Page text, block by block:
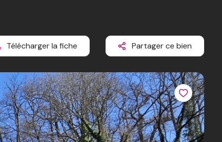
Télécharger la fiche Partager ce bien